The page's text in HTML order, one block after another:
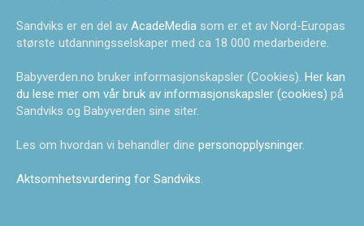
Sandviks er en del av AcadeMedia som er et av Nord-Europas
største utdanningsselskaper med ca 18 000 medarbeidere.
Babyverden.no bruker informasjonskapsler (Cookies). Her kan
du lese mer om vår bruk av informasjonskapsler (cookies) på
Sandviks og Babyverden sine siter.
Les om hvordan vi behandler dine personopplysninger.
Aktsomhetsvurdering for Sandviks.